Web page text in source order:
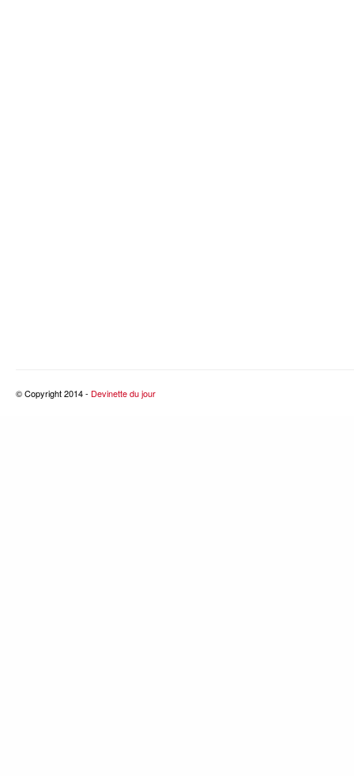
© Copyright 2014 - Devinette du jour